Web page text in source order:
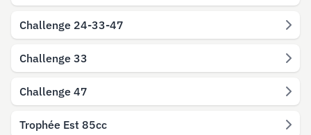
Challenge 24-33-47
Challenge 33
Challenge 47
Trophée Est 85cc